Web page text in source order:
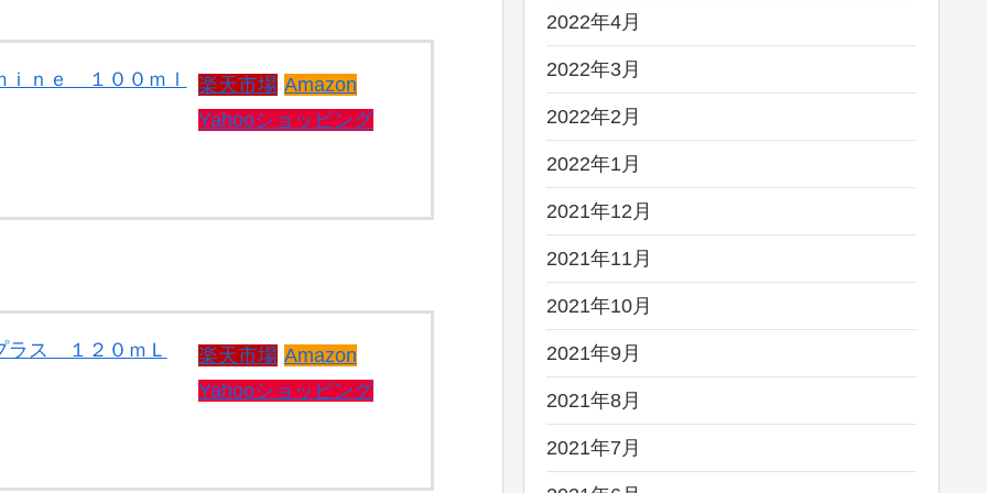
ｎｅ １００ｍｌ 楽天市場 Amazon
Yahooショッピング
ラス １２０ｍＬ 楽天市場 Amazon
Yahooショッピング
2022年4月
2022年3月
2022年2月
2022年1月
2021年12月
2021年11月
2021年10月
2021年9月
2021年8月
2021年7月